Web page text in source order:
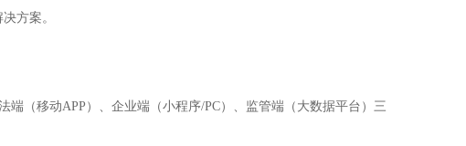
方案。
（移动APP）、企业端（小程序/PC）、监管端（大数据平台）三